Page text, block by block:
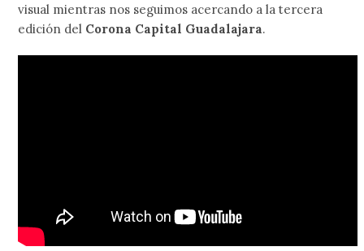
visual mientras nos seguimos acercando a la tercera
edición del Corona Capital Guadalajara.